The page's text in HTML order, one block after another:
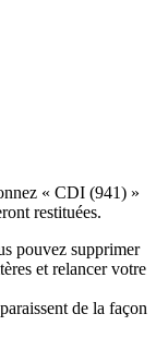
« CDI (941) »
restituées.
pouvez supprimer
et relancer votre
de la façon